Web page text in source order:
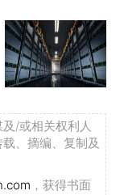
/或相关权利人
、摘编、复制及
，获得书面